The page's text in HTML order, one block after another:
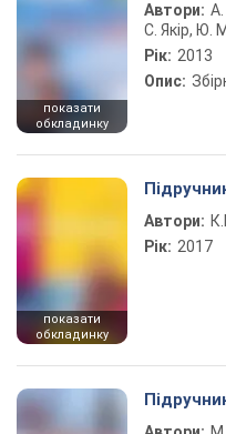
показати
обкладинку
Автори: А.
С. Якір, Ю.
Рік: 2013
Опис:
показати
обкладинку
Автори:
Рік: 2017